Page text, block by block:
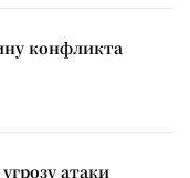
конфликта
атаки